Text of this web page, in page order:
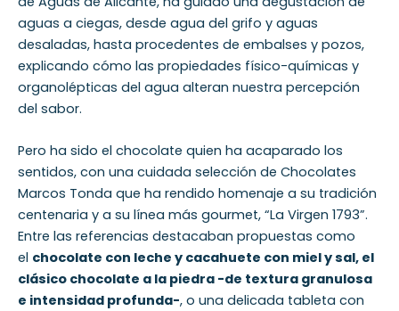
aguas a ciegas, desde agua del grifo y aguas
desaladas, hasta procedentes de embalses y pozos,
explicando cómo las propiedades físico-químicas y
organolépticas del agua alteran nuestra percepción
del sabor.
Pero ha sido el chocolate quien ha acaparado los
sentidos, con una cuidada selección de Chocolates
Marcos Tonda que ha rendido homenaje a su tradición
centenaria y a su línea más gourmet, “La Virgen 1793”.
Entre las referencias destacaban propuestas como
el chocolate con leche y cacahuete con miel y sal, el
clásico chocolate a la piedra -de textura granulosa
e intensidad profunda-, o una delicada tableta con